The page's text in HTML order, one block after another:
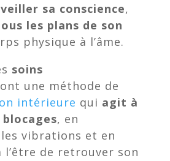
sa conscience,
les plans de son
physique à l’âme.
soins
une méthode de
intérieure qui agit à
, en
vibrations et en
de retrouver son